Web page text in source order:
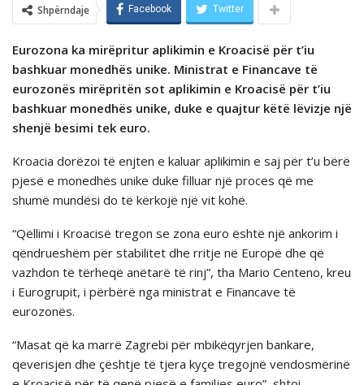
Shpërndaje Facebook Twitter
Eurozona ka mirëpritur aplikimin e Kroacisë për t’iu
bashkuar monedhës unike. Ministrat e Financave të
eurozonës mirëpritën sot aplikimin e Kroacisë për t’iu
bashkuar monedhës unike, duke e quajtur këtë lëvizje një
shenjë besimi tek euro.
Kroacia dorëzoi të enjten e kaluar aplikimin e saj për t’u bërë
pjesë e monedhës unike duke filluar një proces që me
shumë mundësi do të kërkojë një vit kohë.
“Qëllimi i Kroacisë tregon se zona euro është një ankorim i
qëndrueshëm për stabilitet dhe rritje në Europë dhe që
vazhdon të tërheqë anëtarë të rinj”, tha Mario Centeno, kreu
i Eurogrupit, i përbërë nga ministrat e Financave të
eurozonës.
“Masat që ka marrë Zagrebi për mbikëqyrjen bankare,
qeverisjen dhe çështje të tjera kyçe tregojnë vendosmërinë